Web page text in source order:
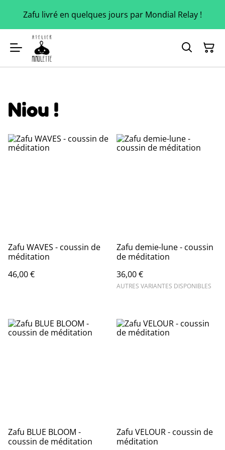
Zafu livré en quelques jours par Mondial Relay !
Niou !
Zafu WAVES - coussin de
méditation
46,00 €
Zafu demie-lune - coussin
de méditation
36,00 €
AUTRES VARIANTES DISPONIBLES
Zafu BLUE BLOOM -
coussin de méditation
Zafu VELOUR - coussin de
méditation